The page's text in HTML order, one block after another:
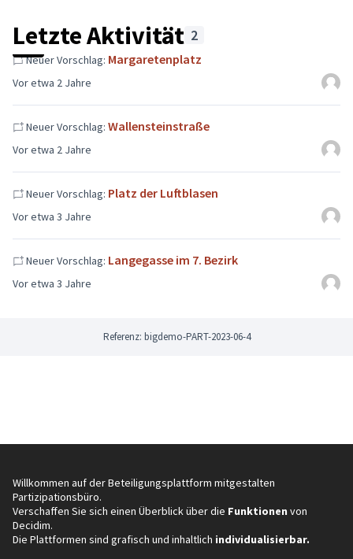
Letzte Aktivität 2
Vor etwa 2 Jahre
Neuer Vorschlag: Margaretenplatz
Vor etwa 2 Jahre
Neuer Vorschlag: Wallensteinstraße
Vor etwa 3 Jahre
Neuer Vorschlag: Platz der Luftblasen
Vor etwa 3 Jahre
Neuer Vorschlag: Langegasse im 7. Bezirk
Referenz: bigdemo-PART-2023-06-4
Willkommen auf der Beteiligungsplattform mitgestalten
Partizipationsbüro.
Verschaffen Sie sich einen Überblick über die Funktionen von
Decidim.
Die Plattformen sind grafisch und inhaltlich individualisierbar.